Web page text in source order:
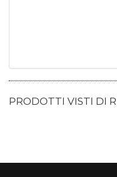
PRODOTTI VISTI DI